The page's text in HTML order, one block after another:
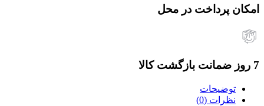
امکان پرداخت در محل
7 روز ضمانت بازگشت کالا
توضیحات
نظرات (0)